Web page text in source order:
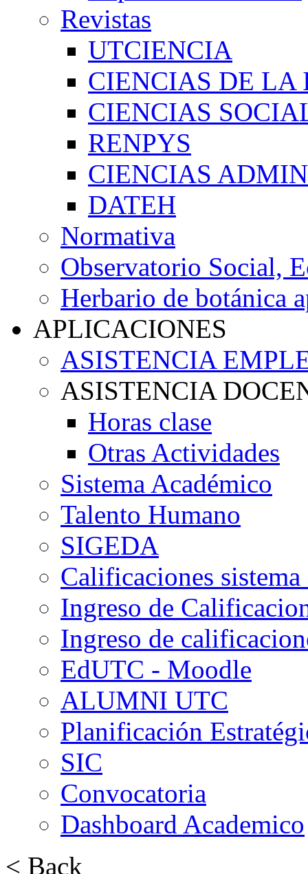
Revistas
UTCIENCIA
CIENCIAS DE LA
CIENCIAS
RENPYS
CIENCIAS
DATEH
Normativa
Observatorio Social,
Herbario de botánica
APLICACIONES
ASISTENCIA
ASISTENCIA
Horas clase
Otras Actividades
Sistema Académico
Talento Humano
SIGEDA
Calificaciones
Ingreso de
Ingreso de
EdUTC - Moodle
ALUMNI UTC
Planificación
SIC
Convocatoria
Dashboard Academico
< Back